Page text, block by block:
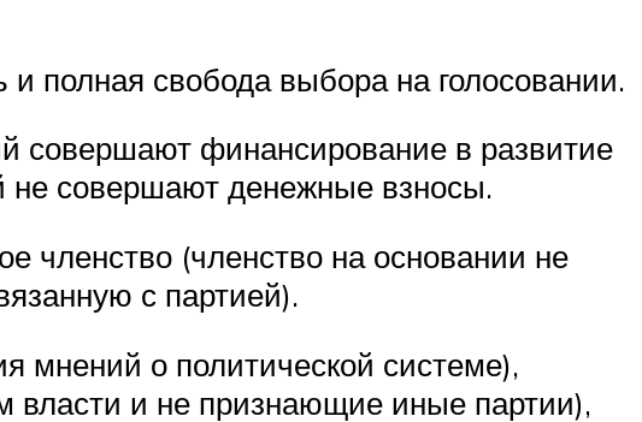
полная свобода выбора на голосовании.
совершают финансирование в развитие
не совершают денежные взносы.
членство (членство на основании не
с партией).
мнений о политической системе),
и не признающие иные партии),